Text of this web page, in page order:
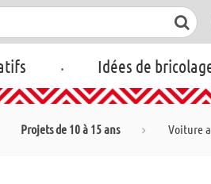
. Idées de
Projets de 10 à 15 ans Voiture